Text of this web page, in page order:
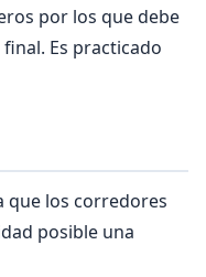
por los que debe
Es practicado
que los corredores
posible una